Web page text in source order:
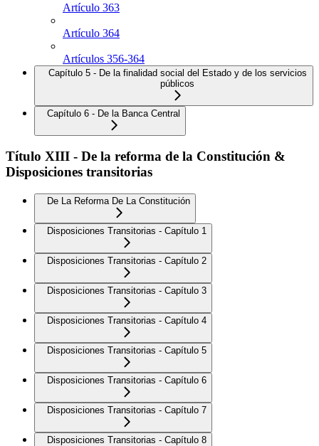
Artículo 363
Artículo 364
Artículos 356-364
Capítulo 5 - De la finalidad social del Estado y de los servicios
públicos
Capítulo 6 - De la Banca Central
Título XIII - De la reforma de la Constitución &
Disposiciones transitorias
De La Reforma De La Constitución
Disposiciones Transitorias - Capítulo 1
Disposiciones Transitorias - Capítulo 2
Disposiciones Transitorias - Capítulo 3
Disposiciones Transitorias - Capítulo 4
Disposiciones Transitorias - Capítulo 5
Disposiciones Transitorias - Capítulo 6
Disposiciones Transitorias - Capítulo 7
Disposiciones Transitorias - Capítulo 8